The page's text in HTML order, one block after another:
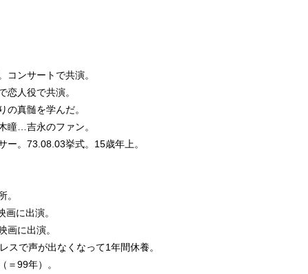
コンサートで共演。
恋人役で共演。
の真髄を学んだ。
瞳…吉永のファン。
ー。73.08.03挙式。15歳年上。
。
に出演。
画に出演。
スで声が出なくなって1年間休養。
＝99年）。